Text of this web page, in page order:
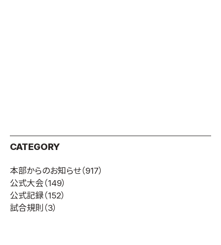
CATEGORY
本部からのお知らせ（917）
公式大会（149）
公式記録（152）
試合規則 （3）